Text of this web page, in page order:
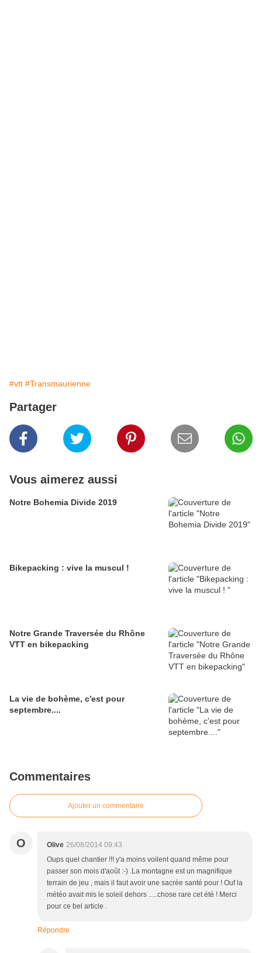
#vtt #Transmaurienne
Partager
Vous aimerez aussi
Notre Bohemia Divide 2019
Bikepacking : vive la muscul !
Notre Grande Traversée du Rhône
VTT en bikepacking
La vie de bohème, c'est pour
septembre....
Commentaires
Ajouter un commentaire
O Olive 26/08/2014 09:43
Oups quel chantier !!! y'a moins voilent quand même pour
passer son mois d'août :-) .La montagne est un magnifique
terrain de jeu , mais il faut avoir une sacrée santé pour ! Ouf la
météo avait mis le soleil dehors .....chose rare cet été ! Merci
pour ce bel article .
Répondre